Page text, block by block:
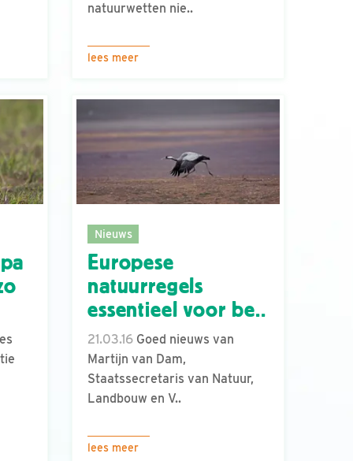
natuurwetten nie..
lees meer
Nieuws
Europese
natuurregels
essentieel voor be..
21.03.16 Goed nieuws van
Martijn van Dam,
Staatssecretaris van Natuur,
Landbouw en V..
lees meer